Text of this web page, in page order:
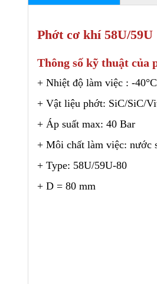
Phớt cơ khí 58U/59U
Thông số kỹ thuật của
+ Nhiệt độ làm việc : -
+ Vật liệu phớt: SiC/SiC/
+ Áp suất max: 40 Bar
+ Môi chất làm việc: nước
+ Type: 58U/59U-80
+ D = 80 mm